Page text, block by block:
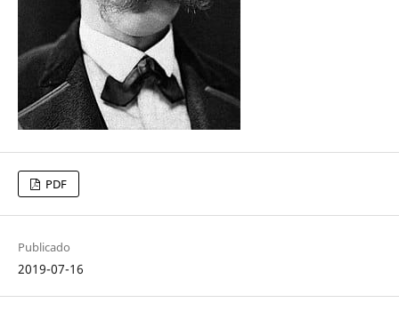
PDF
Publicado
2019-07-16